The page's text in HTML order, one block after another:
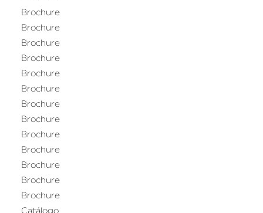
Brochure
Brochure
Brochure
Brochure
Brochure
Brochure
Brochure
Brochure
Brochure
Brochure
Brochure
Brochure
Brochure
Catálogo